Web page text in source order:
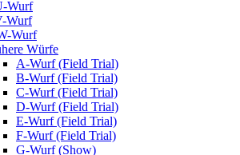
Wurf
Wurf
Wurf
Würfe
A-Wurf (Field Trial)
B-Wurf (Field Trial)
C-Wurf (Field Trial)
D-Wurf (Field Trial)
E-Wurf (Field Trial)
F-Wurf (Field Trial)
G-Wurf (Show)